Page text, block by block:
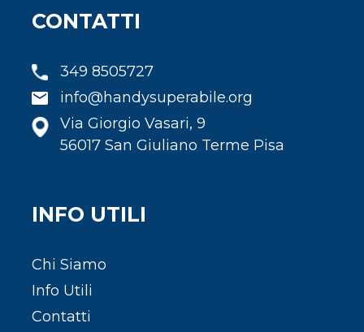
CONTATTI
349 8505727
info@handysuperabile.org
Via Giorgio Vasari, 9
56017 San Giuliano Terme Pisa
INFO UTILI
Chi Siamo
Info Utili
Contatti